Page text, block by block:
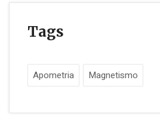
Tags
Apometria Magnetismo